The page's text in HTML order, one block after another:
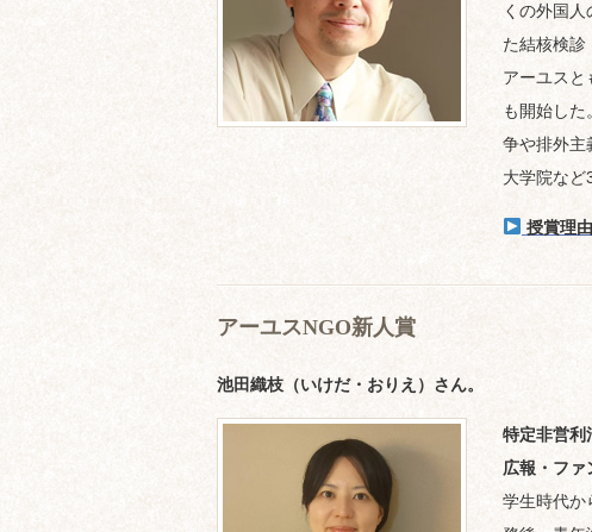
くの外国
た結核検診
アーユスと
も開始し
争や排外主
大学院など
授賞理
アーユスNGO新人賞
池田織枝（いけだ・おりえ）さん。
特定非営利
広報・ファ
学生時代か